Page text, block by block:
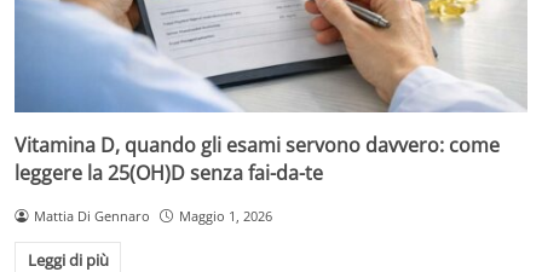
Vitamina D, quando gli esami servono davvero: come
leggere la 25(OH)D senza fai-da-te
Mattia Di Gennaro Maggio 1, 2026
Leggi di più